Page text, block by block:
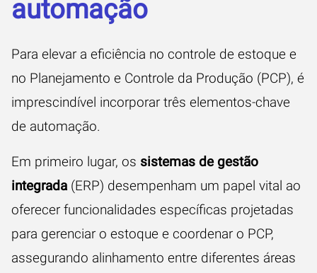
automação
Para elevar a eficiência no controle de estoque e
no Planejamento e Controle da Produção (PCP), é
imprescindível incorporar três elementos-chave
de automação.
Em primeiro lugar, os sistemas de gestão
integrada (ERP) desempenham um papel vital ao
oferecer funcionalidades específicas projetadas
para gerenciar o estoque e coordenar o PCP,
assegurando alinhamento entre diferentes áreas